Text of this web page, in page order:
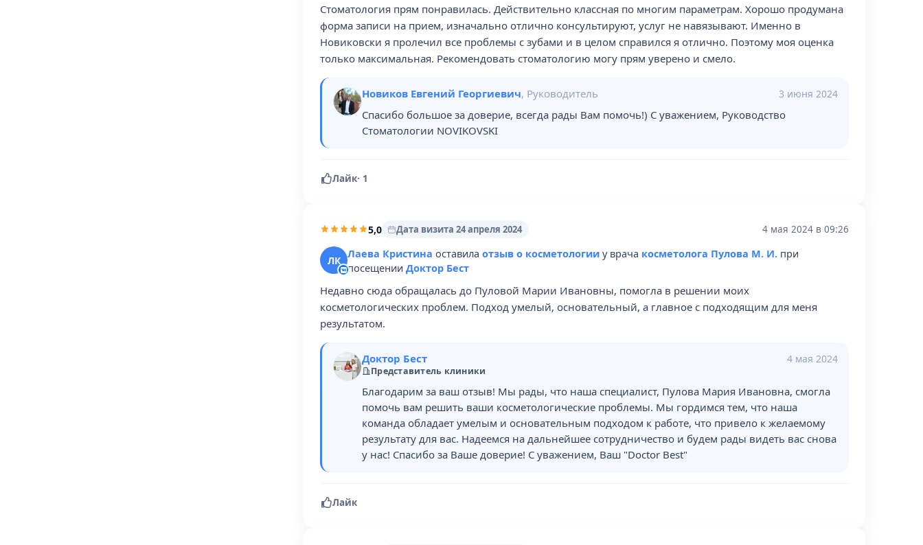
Стоматология прям понравилась. Действительно классная по многим параметрам. Хорошо продумана
форма записи на прием, изначально отлично консультируют, услуг не навязывают. Именно в
Новиковски я пролечил все проблемы с зубами и в целом справился я отлично. Поэтому моя оценка
только максимальная. Рекомендовать стоматологию могу прям уверено и смело.
Новиков Евгений Георгиевич, Руководитель 3 июня 2024
Спасибо большое за доверие, всегда рады Вам помочь!) С уважением, Руководство
Стоматологии NOVIKOVSKI
Лайк· 1
5,0 Дата визита 24 апреля 2024 4 мая 2024 в 09:26
ЛК Лаева Кристина оставила отзыв о косметологии у врача косметолога Пулова М. И. при
посещении Доктор Бест
Недавно сюда обращалась до Пуловой Марии Ивановны, помогла в решении моих
косметологических проблем. Подход умелый, основательный, а главное с подходящим для меня
результатом.
Доктор Бест
Представитель клиники
4 мая 2024
Благодарим за ваш отзыв! Мы рады, что наша специалист, Пулова Мария Ивановна, смогла
помочь вам решить ваши косметологические проблемы. Мы гордимся тем, что наша
команда обладает умелым и основательным подходом к работе, что привело к желаемому
результату для вас. Надеемся на дальнейшее сотрудничество и будем рады видеть вас снова
у нас! Спасибо за Ваше доверие! С уважением, Ваш "Doctor Best"
Лайк